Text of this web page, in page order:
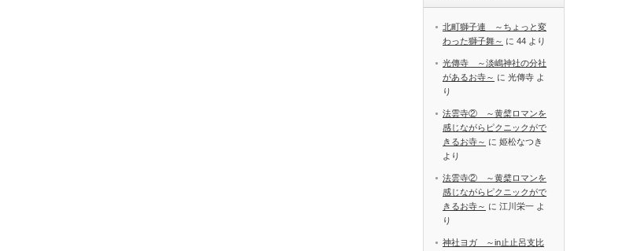
北町獅子連 ～ちょっと変
わった獅子舞～ に 44 より
光傳寺 ～淡嶋神社の分社
があるお寺～ に 光傳寺 よ
り
法雲寺② ～黄檗ロマンを
感じながらピクニックがで
きるお寺～ に 姫松なつき
より
法雲寺② ～黄檗ロマンを
感じながらピクニックがで
きるお寺～ に 江川栄一 よ
り
神社ヨガ ～in止止呂支比